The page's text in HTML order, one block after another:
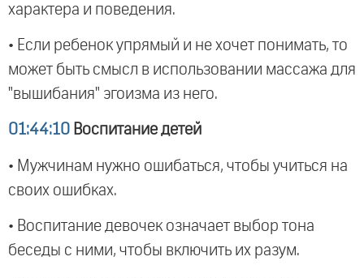
характера и поведения.
• Если ребенок упрямый и не хочет понимать, то
может быть смысл в использовании массажа для
"вышибания" эгоизма из него.
01:44:10 Воспитание детей
• Мужчинам нужно ошибаться, чтобы учиться на
своих ошибках.
• Воспитание девочек означает выбор тона
беседы с ними, чтобы включить их разум.